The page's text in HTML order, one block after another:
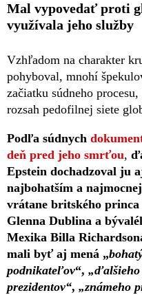
Mal vypovedať proti
využívala jeho služby
Vzhľadom na charakter
pohyboval, mnohí
začiatku súdneho
rozsah pedofilnej siete
Podľa súdnych
deň pred jeho smrťou,
Epstein dochadzoval ju
najbohatším a
vrátane britského
Glenna Dublina a
Mexika Billa
mali byť aj mená „
podnikateľov“,
prezidentov“, „známeho